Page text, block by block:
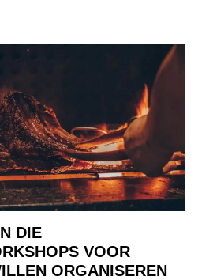
DIE
VOOR
ORGANISEREN